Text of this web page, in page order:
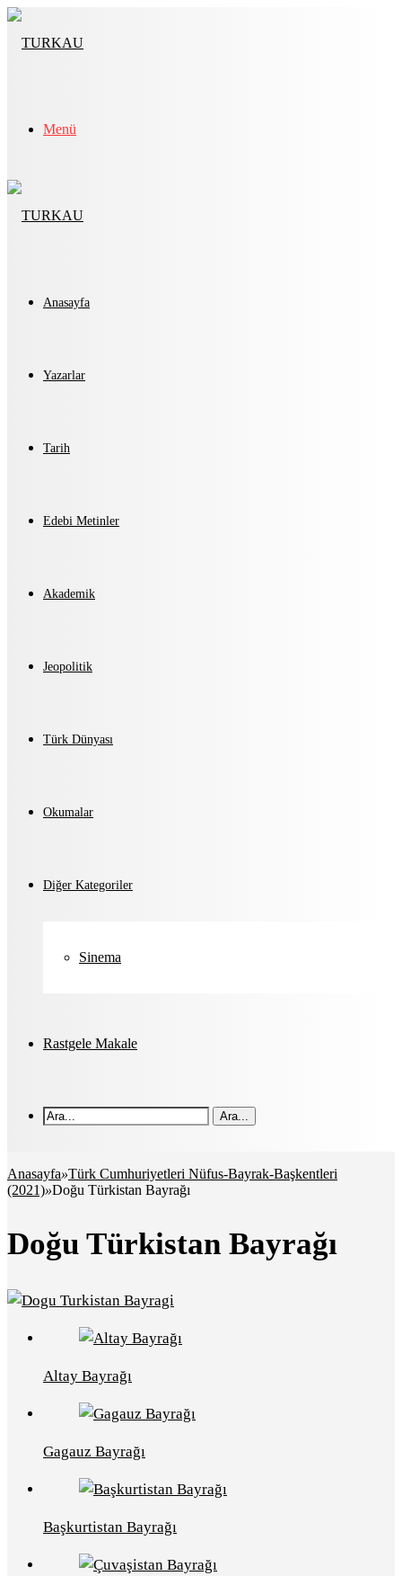
Menü
Anasayfa
Yazarlar
Tarih
Edebi Metinler
Akademik
Jeopolitik
Türk Dünyası
Okumalar
Diğer Kategoriler
Sinema
Rastgele Makale
Ara...
Anasayfa»Türk Cumhuriyetleri Nüfus-Bayrak-Başkentleri
(2021)»Doğu Türkistan Bayrağı
Doğu Türkistan Bayrağı
Altay Bayrağı
Gagauz Bayrağı
Başkurtistan Bayrağı